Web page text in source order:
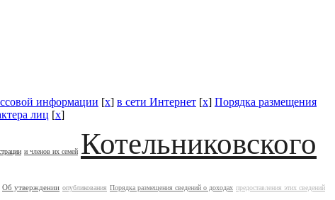
информации [x] в сети Интернет [x] Порядка размещения
лиц [x]
и членов их семей Котельниковского
Об утверждении опубликования Порядка размещения сведений о доходах предоставления этих сведений